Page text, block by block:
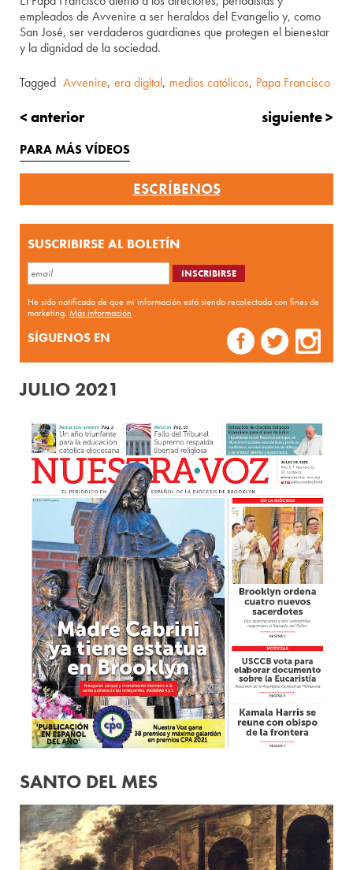
empleados de Avvenire a ser heraldos del Evangelio y, como
San José, ser verdaderos guardianes que protegen el bienestar
y la dignidad de la sociedad.
Tagged Avvenire, era digital, medios católicos, Papa Francisco
< anterior siguiente >
PARA MÁS VÍDEOS
ESCRÍBENOS
SUSCRIBIRSE AL BOLETÍN
He sido notificado de que mi información está siendo recolectada con fines de
marketing.Más información
SÍGUENOS EN
JULIO 2021
SANTO DEL MES